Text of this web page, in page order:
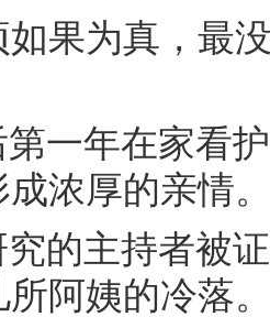
为真，最没
年在家看护
浓厚的亲情
主持者被证
阿姨的冷落